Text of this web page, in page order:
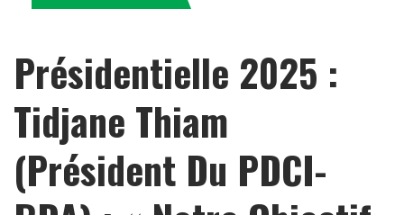
Présidentielle 2025 :
Tidjane Thiam
(Président Du PDCI-